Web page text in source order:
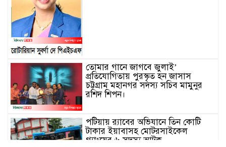
তোমার গানে জাগবে জুলাই’
প্রতিযোগিতায় পুরস্কৃত হন জাসাস
চট্টগ্রাম মহানগর সদস‌্য স‌চিব মামুনুর
রশিদ শিপন।
পটিয়ায় র‍্যাবের অভিযানে তিন কোটি
টাকার ইয়াবাসহ মোটরসাইকেল
গ্যাংয়ের ৬ সদস্য আটক